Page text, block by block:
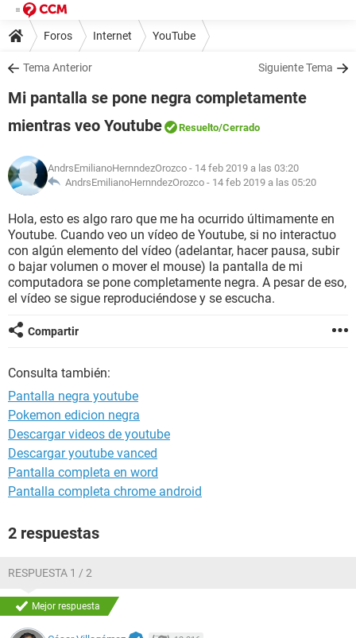
Foros Internet YouTube
Tema Anterior Siguiente Tema
Mi pantalla se pone negra completamente
mientras veo Youtube
Resuelto/Cerrado
AndrsEmilianoHernndezOrozco - 14 feb 2019 a las 03:20
AndrsEmilianoHernndezOrozco - 14 feb 2019 a las 05:20
Hola, esto es algo raro que me ha ocurrido últimamente en
Youtube. Cuando veo un vídeo de Youtube, si no interactuo
con algún elemento del vídeo (adelantar, hacer pausa, subir
o bajar volumen o mover el mouse) la pantalla de mi
computadora se pone completamente negra. A pesar de eso,
el vídeo se sigue reproduciéndose y se escucha.
Compartir
Consulta también:
Pantalla negra youtube
Pokemon edicion negra
Descargar videos de youtube
Descargar youtube vanced
Pantalla completa en word
Pantalla completa chrome android
2 respuestas
RESPUESTA 1 / 2
Mejor respuesta